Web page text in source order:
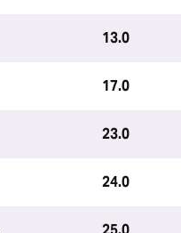
13.0
17.0
23.0
24.0